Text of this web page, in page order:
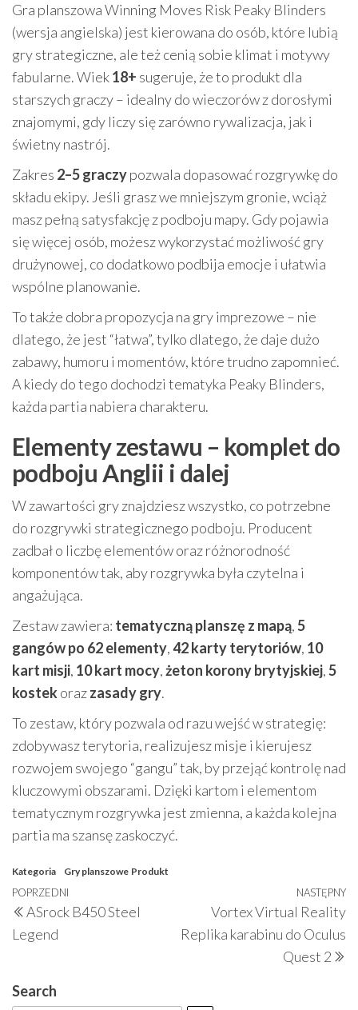
Gra planszowa Winning Moves Risk Peaky Blinders
(wersja angielska) jest kierowana do osób, które lubią
gry strategiczne, ale też cenią sobie klimat i motywy
fabularne. Wiek18+ sugeruje, że to produkt dla
starszych graczy – idealny do wieczorów z dorosłymi
znajomymi, gdy liczy się zarówno rywalizacja, jak i
świetny nastrój.
Zakres 2–5 graczypozwala dopasować rozgrywkę do
składu ekipy. Jeśli grasz we mniejszym gronie, wciąż
masz pełną satysfakcję z podboju mapy. Gdy pojawia
się więcej osób, możesz wykorzystać możliwość gry
drużynowej, co dodatkowo podbija emocje i ułatwia
wspólne planowanie.
To także dobra propozycja na gry imprezowe – nie
dlatego, że jest “łatwa”, tylko dlatego, że daje dużo
zabawy, humoru i momentów, które trudno zapomnieć.
A kiedy do tego dochodzi tematyka Peaky Blinders,
każda partia nabiera charakteru.
Elementy zestawu – komplet do
podboju Anglii i dalej
W zawartości gry znajdziesz wszystko, co potrzebne
do rozgrywki strategicznego podboju. Producent
zadbał o liczbę elementów oraz różnorodność
komponentów tak, aby rozgrywka była czytelna i
angażująca.
Zestaw zawiera: tematyczną planszę z mapą,5
gangów po 62 elementy,42 karty terytoriów, 10
kart misji, 10 kart mocy,żeton korony brytyjskiej,5
kostekorazzasady gry.
To zestaw, który pozwala od razu wejść w strategię:
zdobywasz terytoria, realizujesz misje i kierujesz
rozwojem swojego “gangu” tak, by przejąć kontrolę nad
kluczowymi obszarami. Dzięki kartom i elementom
tematycznym rozgrywka jest zmienna, a każda kolejna
partia ma szansę zaskoczyć.
Kategoria Gry planszowe Produkt
Nawigacja
wpisu
Poprzedni
wpis
POPRZEDNI
ASrock B450 Steel
Legend
NASTĘPNY
Vortex Virtual Reality
Replika karabinu do Oculus
Quest 2
Search